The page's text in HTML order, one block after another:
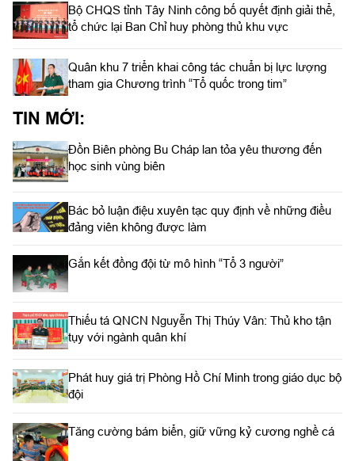
Bộ CHQS tỉnh Tây Ninh công bố quyết định giải thể,
tổ chức lại Ban Chỉ huy phòng thủ khu vực
Quân khu 7 triển khai công tác chuẩn bị lực lượng
tham gia Chương trình “Tổ quốc trong tim”
TIN MỚI:
Đồn Biên phòng Bu Cháp lan tỏa yêu thương đến
học sinh vùng biên
Bác bỏ luận điệu xuyên tạc quy định về những điều
đảng viên không được làm
Gắn kết đồng đội từ mô hình “Tổ 3 người”
Thiếu tá QNCN Nguyễn Thị Thúy Vân: Thủ kho tận
tụy với ngành quân khí
Phát huy giá trị Phòng Hồ Chí Minh trong giáo dục bộ
đội
Tăng cường bám biển, giữ vững kỷ cương nghề cá